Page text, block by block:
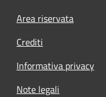
Footer menu
Area riservata
Crediti
Informativa privacy
Note legali